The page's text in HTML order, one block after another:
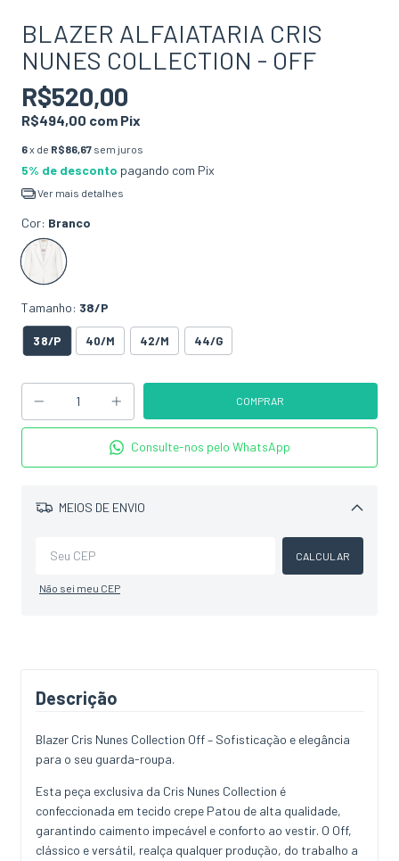
BLAZER ALFAIATARIA CRIS
NUNES COLLECTION - OFF
R$520,00
R$494,00 com Pix
6x de R$86,67 sem juros
5% de desconto pagando com Pix
Ver mais detalhes
Cor: Branco
Tamanho: 38/P
38/P 40/M 42/M 44/G
Consulte-nos pelo WhatsApp
MEIOS DE ENVIO
Alterar CEP
CALCULAR
Não sei meu CEP
Descrição
Blazer Cris Nunes Collection Off – Sofisticação e elegância
para o seu guarda-roupa.
Esta peça exclusiva da Cris Nunes Collection é
confeccionada em tecido crepe Patou de alta qualidade,
garantindo caimento impecável e conforto ao vestir. O Off,
clássico e versátil, realça qualquer produção, do trabalho a